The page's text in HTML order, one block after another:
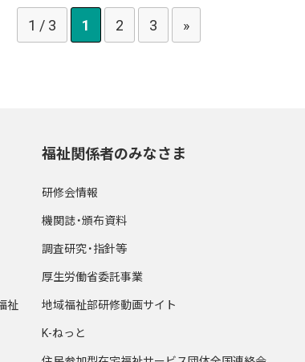
1 / 3 1 2 3 »
祉
福祉関係者のみなさま
研修会情報
機関誌・頒布資料
調査研究・指針等
厚生労働省委託事業
地域福祉部研修動画サイト
K-ねっと